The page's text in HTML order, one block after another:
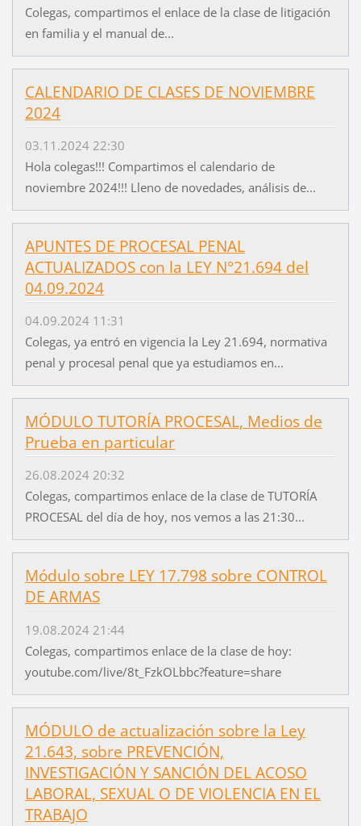
Colegas, compartimos el enlace de la clase de litigación
en familia y el manual de...
CALENDARIO DE CLASES DE NOVIEMBRE
2024
03.11.2024 22:30
Hola colegas!!! Compartimos el calendario de
noviembre 2024!!! Lleno de novedades, análisis de...
APUNTES DE PROCESAL PENAL
ACTUALIZADOS con la LEY N°21.694 del
04.09.2024
04.09.2024 11:31
Colegas, ya entró en vigencia la Ley 21.694, normativa
penal y procesal penal que ya estudiamos en...
MÓDULO TUTORÍA PROCESAL, Medios de
Prueba en particular
26.08.2024 20:32
Colegas, compartimos enlace de la clase de TUTORÍA
PROCESAL del día de hoy, nos vemos a las 21:30...
Módulo sobre LEY 17.798 sobre CONTROL
DE ARMAS
19.08.2024 21:44
Colegas, compartimos enlace de la clase de hoy:
youtube.com/live/8t_FzkOLbbc?feature=share
MÓDULO de actualización sobre la Ley
21.643, sobre PREVENCIÓN,
INVESTIGACIÓN Y SANCIÓN DEL ACOSO
LABORAL, SEXUAL O DE VIOLENCIA EN EL
TRABAJO